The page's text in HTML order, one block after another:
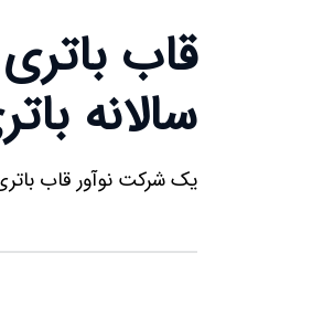
سالانه
یک شرکت نوآور قاب